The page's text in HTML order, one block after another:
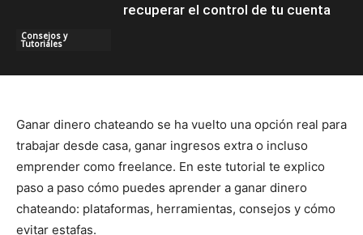
Consejos y
Tutoriales
recuperar el control de tu cuenta
Ganar dinero chateando se ha vuelto una opción real para
trabajar desde casa, ganar ingresos extra o incluso
emprender como freelance. En este tutorial te explico
paso a paso cómo puedes aprender a ganar dinero
chateando: plataformas, herramientas, consejos y cómo
evitar estafas.